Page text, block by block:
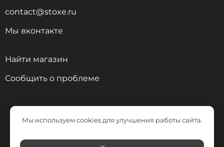
contact@stoxe.ru
Мы вконтакте
Найти магазин
Сообщить о проблеме
Мы используем cookies для улучшения работы сайта.